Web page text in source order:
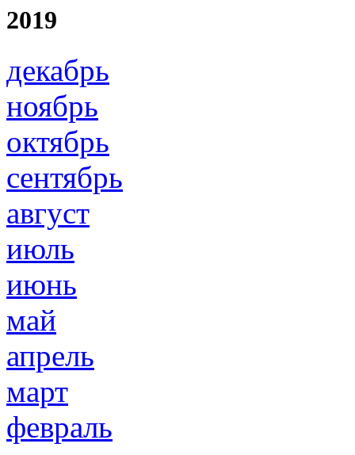
2019
декабрь
ноябрь
октябрь
сентябрь
август
июль
июнь
май
апрель
март
февраль